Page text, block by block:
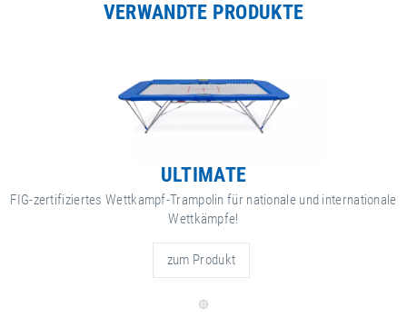
VERWANDTE PRODUKTE
ULTIMATE
FIG-zertifiziertes Wettkampf-Trampolin für nationale und internationale
Wettkämpfe!
zum Produkt